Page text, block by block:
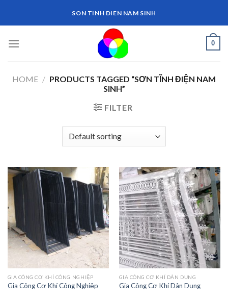
SON TINH DIEN NAM SINH
0
HOME / PRODUCTS TAGGED “SƠN TĨNH ĐIỆN NAM
SINH”
FILTER
GIA CÔNG CƠ KHÍ CÔNG NGHIỆP
Gia Công Cơ Khí Công Nghiệp
GIA CÔNG CƠ KHÍ DÂN DỤNG
Gia Công Cơ Khí Dân Dụng